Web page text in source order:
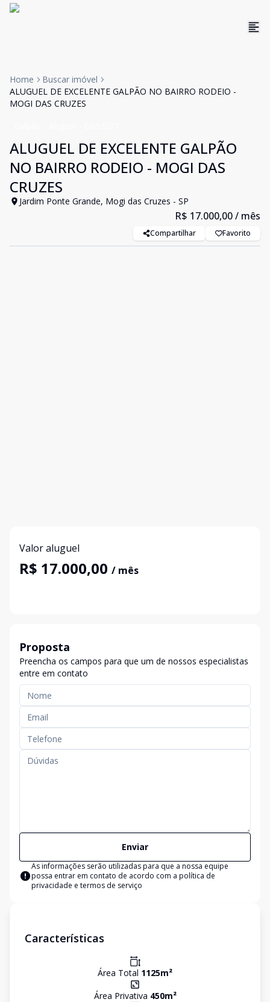
Home
Buscar imóvel
ALUGUEL DE EXCELENTE GALPÃO NO BAIRRO RODEIO -
MOGI DAS CRUZES
ALUGUEL DE EXCELENTE GALPÃO
NO BAIRRO RODEIO - MOGI DAS
CRUZES
Jardim Ponte Grande, Mogi das Cruzes - SP
R$ 17.000,00/ mês
Compartilhar Favorito
Valor aluguel
R$ 17.000,00 / mês
Proposta
Preencha os campos para que um de nossos especialistas
entre em contato
Enviar
As informações serão utilizadas para que a nossa equipe
possa entrar em contato de acordo com a política de
privacidade e termos de serviço
Características
Área Total 1125m²
Área Privativa 450m²